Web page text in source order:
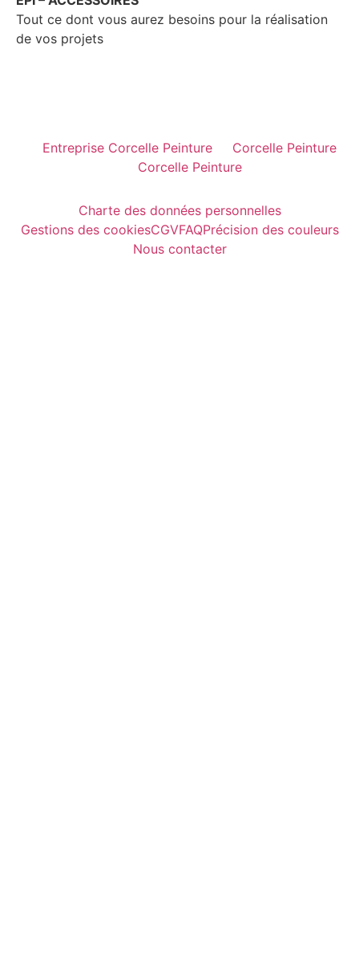
Tout ce dont vous aurez besoins pour la réalisation
de vos projets
Entreprise Corcelle Peinture
Corcelle Peinture
Corcelle Peinture
Charte des données personnelles
Gestions des cookiesCGVFAQPrécision des couleurs
Nous contacter